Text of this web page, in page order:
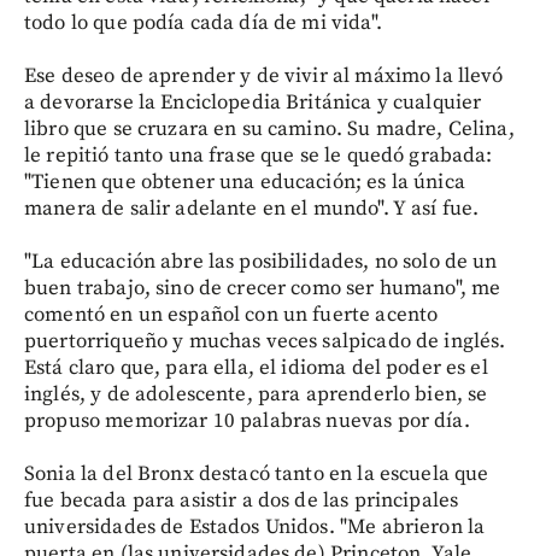
todo lo que podía cada día de mi vida".
Ese deseo de aprender y de vivir al máximo la llevó
a devorarse la Enciclopedia Británica y cualquier
libro que se cruzara en su camino. Su madre, Celina,
le repitió tanto una frase que se le quedó grabada:
"Tienen que obtener una educación; es la única
manera de salir adelante en el mundo". Y así fue.
"La educación abre las posibilidades, no solo de un
buen trabajo, sino de crecer como ser humano", me
comentó en un español con un fuerte acento
puertorriqueño y muchas veces salpicado de inglés.
Está claro que, para ella, el idioma del poder es el
inglés, y de adolescente, para aprenderlo bien, se
propuso memorizar 10 palabras nuevas por día.
Sonia la del Bronx destacó tanto en la escuela que
fue becada para asistir a dos de las principales
universidades de Estados Unidos. "Me abrieron la